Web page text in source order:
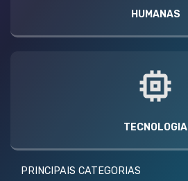
HUMANAS
TECNOLOGIA
PRINCIPAIS CATEGORIAS